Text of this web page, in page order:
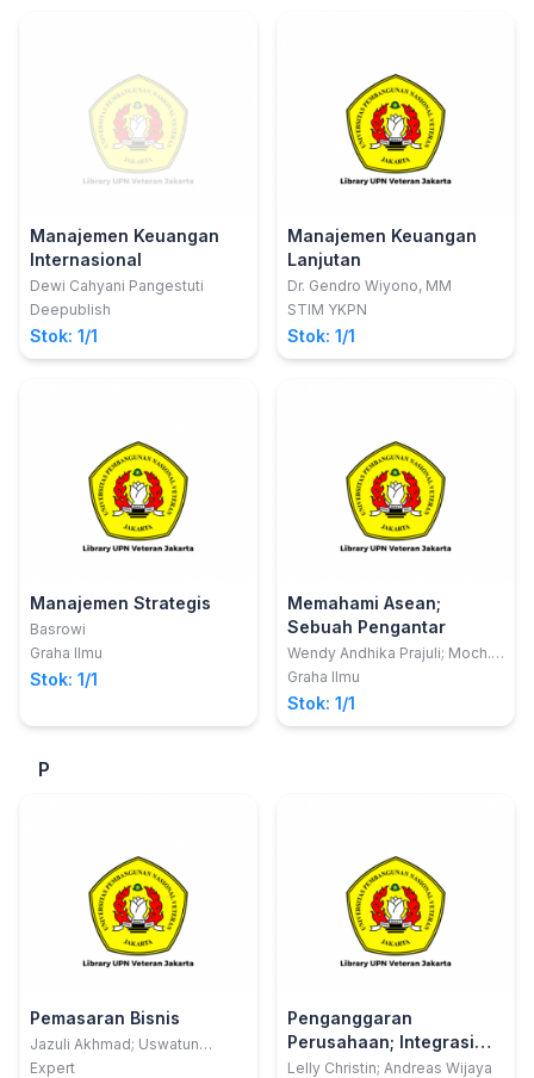
Manajemen Keuangan
Internasional
Dewi Cahyani Pangestuti
Deepublish
Stok: 1/1
Manajemen Keuangan
Lanjutan
Dr. Gendro Wiyono, MM
STIM YKPN
Stok: 1/1
Manajemen Strategis
Basrowi
Graha Ilmu
Stok: 1/1
Memahami Asean;
Sebuah Pengantar
Wendy Andhika Prajuli; Moch.
Faisal Karim
Graha Ilmu
Stok: 1/1
P
Pemasaran Bisnis
Jazuli Akhmad; Uswatun
Chasanah
Expert
Penganggaran
Perusahaan; Integrasi
Teori dan Praktek
Lelly Christin; Andreas Wijaya